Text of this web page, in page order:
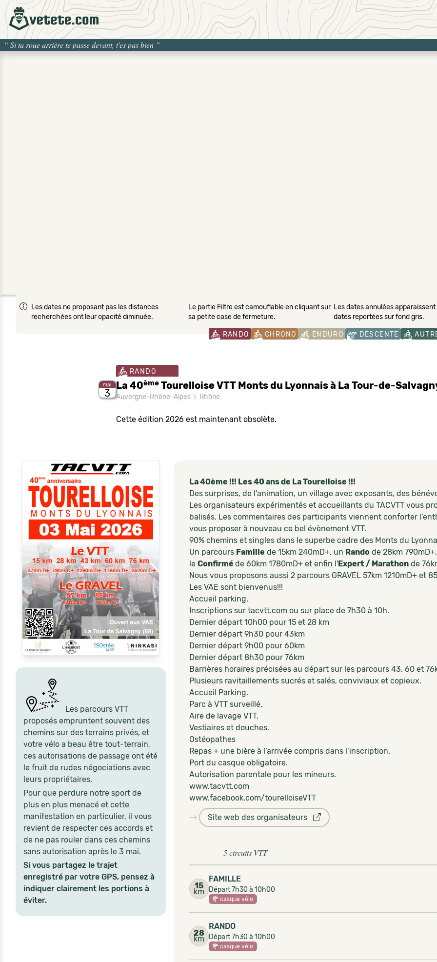
“ Si ta roue arrière te passe devant, t'es pas bien ”
Les dates ne proposant pas les distances
recherchées ont leur opacité diminuée.
Le partie Filtre est camouflable en cliquant sur
sa petite case de fermeture.
Les dates annulées apparaissent
dates reportées sur fond gris.
RANDO CHRONO ENDURO DESCENTE
mai
3
RANDO
La 40èmeTourelloise VTT Monts du Lyonnais à La Tour-de-
Auvergne-Rhône-Alpes Rhône
Cette édition 2026 est maintenant obsolète.
Les parcours VTT
proposés empruntent souvent des
chemins sur des terrains privés, et
votre vélo a beau être tout-terrain,
ces autorisations de passage ont été
le fruit de rudes négociations avec
leurs propriétaires.
Pour que perdure notre sport de
plus en plus menacé et cette
manifestation en particulier, il vous
revient de respecter ces accords et
de ne pas rouler dans ces chemins
sans autorisation après le 3 mai.
Si vous partagez le trajet
enregistré par votre GPS, pensez à
indiquer clairement les portions à
éviter.
La 40ème !!! Les 40 ans de La Tourelloise !!!
Des surprises, de l’animation, un village avec exposants, des
Les organisateurs expérimentés et accueillants du TACVTT vous
balisés. Les commentaires des participants viennent conforter
vous proposer à nouveau ce bel évènement VTT.
90% chemins et singles dans le superbe cadre des Monts du
Un parcours Famille de 15km 240mD+, un Rando de 28km
le Confirmé de 60km 1780mD+ et enfin l'Expert / Marathon de
Nous vous proposons aussi 2 parcours GRAVEL 57km 1210mD+ et
Les VAE sont bienvenus!!!
Accueil parking.
Inscriptions sur tacvtt.com ou sur place de 7h30 à 10h.
Dernier départ 10h00 pour 15 et 28 km
Dernier départ 9h30 pour 43km
Dernier départ 9h00 pour 60km
Dernier départ 8h30 pour 76km
Barrières horaires précisées au départ sur les parcours 43, 60 et
Plusieurs ravitaillements sucrés et salés, conviviaux et copieux.
Accueil Parking.
Parc à VTT surveillé.
Aire de lavage VTT.
Vestiaires et douches.
Ostéopathes
Repas + une bière à l’arrivée compris dans l’inscription.
Port du casque obligatoire.
Autorisation parentale pour les mineurs.
www.tacvtt.com
www.facebook.com/tourelloiseVTT
Site web des organisateurs
5 circuits VTT
15
km
FAMILLE
Départ 7h30 à 10h00
casque vélo
28
km
RANDO
Départ 7h30 à 10h00
casque vélo